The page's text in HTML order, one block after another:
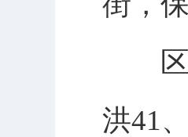
区供
洪41